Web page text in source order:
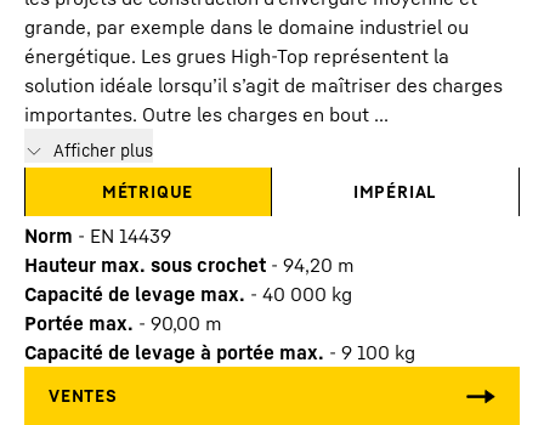
grande, par exemple dans le domaine industriel ou
énergétique. Les grues High-Top représentent la
solution idéale lorsqu’il s’agit de maîtriser des charges
importantes. Outre les charges en bout ...
Afficher plus
MÉTRIQUE
IMPÉRIAL
Norm - EN 14439
Hauteur max. sous crochet - 94,20 m
Capacité de levage max. - 40 000 kg
Portée max. - 90,00 m
Capacité de levage à portée max. - 9 100 kg